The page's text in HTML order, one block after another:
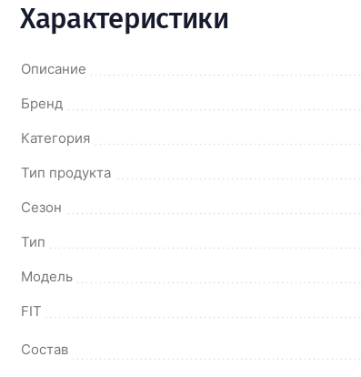
Характеристики
Описание
Бренд
Категория
Тип продукта
Сезон
Тип
Модель
FIT
Состав